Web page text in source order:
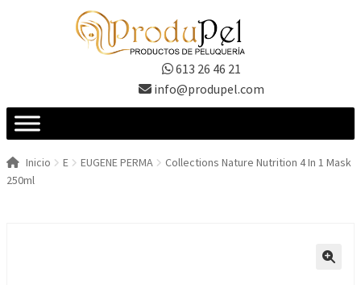
613 26 46 21
info@produpel.com
Inicio E EUGENE PERMA
Collections Nature Nutrition 4 In 1 Mask
250ml